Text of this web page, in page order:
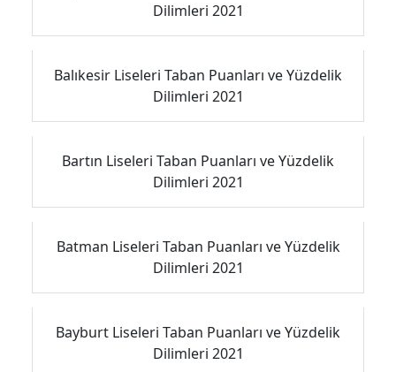
Dilimleri 2021
Balıkesir Liseleri Taban Puanları ve Yüzdelik
Dilimleri 2021
Bartın Liseleri Taban Puanları ve Yüzdelik
Dilimleri 2021
Batman Liseleri Taban Puanları ve Yüzdelik
Dilimleri 2021
Bayburt Liseleri Taban Puanları ve Yüzdelik
Dilimleri 2021